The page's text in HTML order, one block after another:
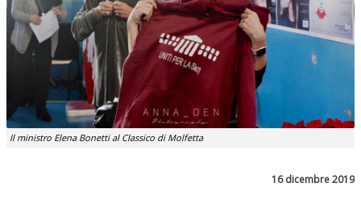
Il ministro Elena Bonetti al Classico di Molfetta
16 dicembre 2019